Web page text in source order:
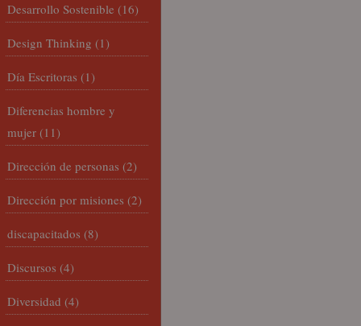
Desarrollo Sostenible (16)
Design Thinking (1)
Día Escritoras (1)
Diferencias hombre y
mujer (11)
Dirección de personas (2)
Dirección por misiones (2)
discapacitados (8)
Discursos (4)
Diversidad (4)